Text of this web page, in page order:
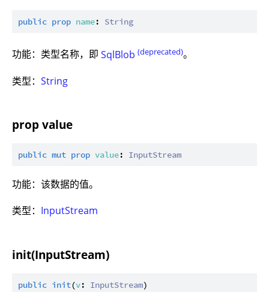
public prop name: String
功能：类型名称，即 SqlBlob (deprecated)。
类型： String
prop value
public mut prop value: InputStream
功能：该数据的值。
类型： InputStream
init(InputStream)
public init(v: InputStream